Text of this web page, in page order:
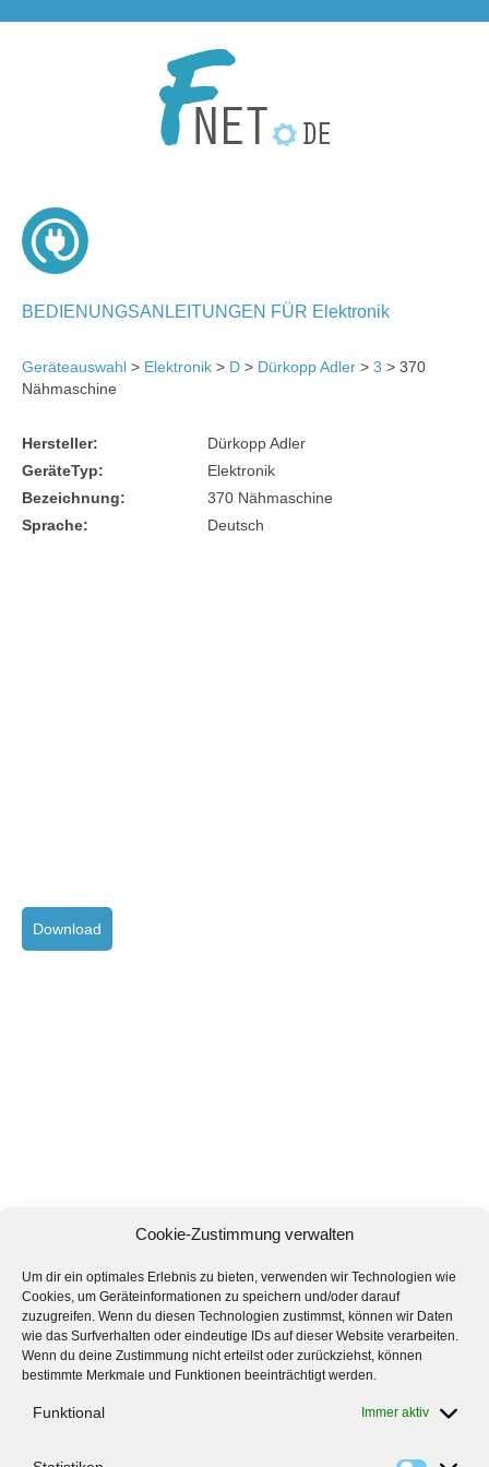
Cookie-Zustimmung verwalten
Um dir ein optimales Erlebnis zu bieten, verwenden wir Technologien wie
Cookies, um Geräteinformationen zu speichern und/oder darauf
zuzugreifen. Wenn du diesen Technologien zustimmst, können wir Daten
wie das Surfverhalten oder eindeutige IDs auf dieser Website verarbeiten.
Wenn du deine Zustimmung nicht erteilst oder zurückziehst, können
bestimmte Merkmale und Funktionen beeinträchtigt werden.
Funktional Immer aktiv
BEDIENUNGSANLEITUNGEN FÜR Elektronik
Geräteauswahl > Elektronik > D > Dürkopp Adler > 3 > 370
Nähmaschine
Hersteller:
Dürkopp Adler
GeräteTyp:
Elektronik
Bezeichnung:
370 Nähmaschine
Sprache:
Deutsch
Download